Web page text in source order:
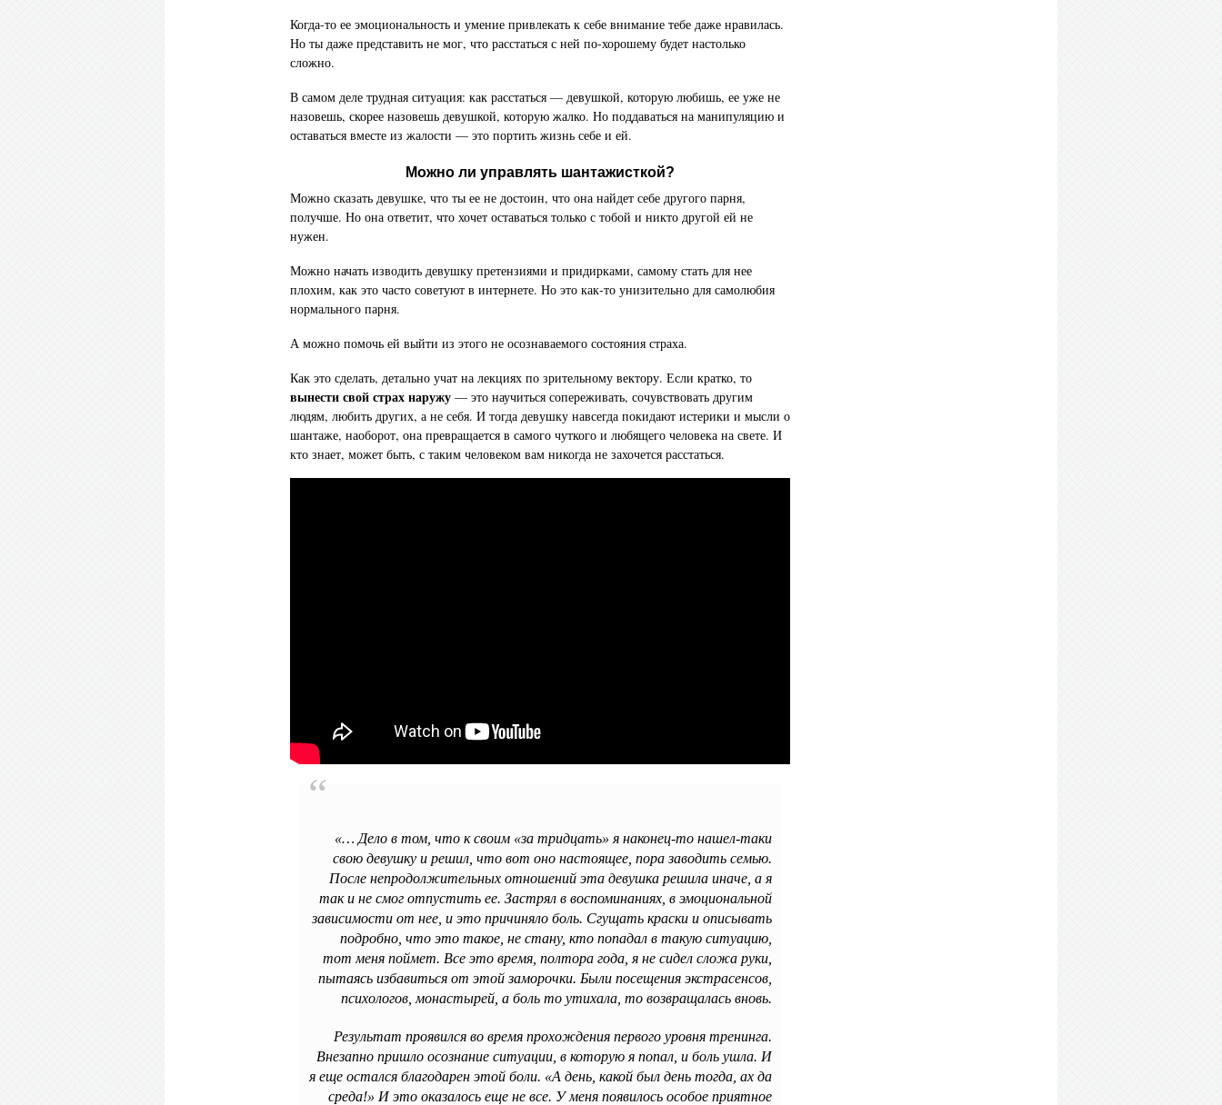
Когда-то ее эмоциональность и умение привлекать к себе внимание тебе даже нравилась.
Но ты даже представить не мог, что расстаться с ней по-хорошему будет настолько
сложно.
В самом деле трудная ситуация: как расстаться — девушкой, которую любишь, ее уже не
назовешь, скорее назовешь девушкой, которую жалко. Но поддаваться на манипуляцию и
оставаться вместе из жалости — это портить жизнь себе и ей.
Можно ли управлять шантажисткой?
Можно сказать девушке, что ты ее не достоин, что она найдет себе другого парня,
получше. Но она ответит, что хочет оставаться только с тобой и никто другой ей не
нужен.
Можно начать изводить девушку претензиями и придирками, самому стать для нее
плохим, как это часто советуют в интернете. Но это как-то унизительно для самолюбия
нормального парня.
А можно помочь ей выйти из этого не осознаваемого состояния страха.
Как это сделать, детально учат на лекциях по зрительному вектору. Если кратко, то
вынести свой страх наружу — это научиться сопереживать, сочувствовать другим
людям, любить других, а не себя. И тогда девушку навсегда покидают истерики и мысли о
шантаже, наоборот, она превращается в самого чуткого и любящего человека на свете. И
кто знает, может быть, с таким человеком вам никогда не захочется расстаться.
«… Дело в том, что к своим «за тридцать» я наконец-то нашел-таки
свою девушку и решил, что вот оно настоящее, пора заводить семью.
После непродолжительных отношений эта девушка решила иначе, а я
так и не смог отпустить ее. Застрял в воспоминаниях, в эмоциональной
зависимости от нее, и это причиняло боль. Сгущать краски и описывать
подробно, что это такое, не стану, кто попадал в такую ситуацию,
тот меня поймет. Все это время, полтора года, я не сидел сложа руки,
пытаясь избавиться от этой заморочки. Были посещения экстрасенсов,
психологов, монастырей, а боль то утихала, то возвращалась вновь.
Результат проявился во время прохождения первого уровня тренинга.
Внезапно пришло осознание ситуации, в которую я попал, и боль ушла. И
я еще остался благодарен этой боли. «А день, какой был день тогда, ах да
среда!» И это оказалось еще не все. У меня появилось особое приятное